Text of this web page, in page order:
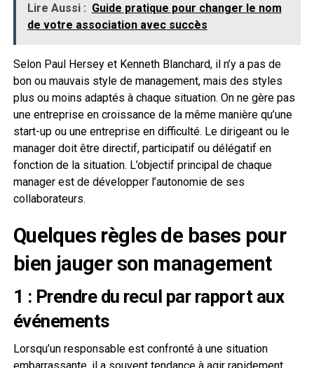
Lire Aussi : Guide pratique pour changer le nom
de votre association avec succès
Selon Paul Hersey et Kenneth Blanchard, il n’y a pas de
bon ou mauvais style de management, mais des styles
plus ou moins adaptés à chaque situation. On ne gère pas
une entreprise en croissance de la même manière qu’une
start-up ou une entreprise en difficulté. Le dirigeant ou le
manager doit être directif, participatif ou délégatif en
fonction de la situation. L’objectif principal de chaque
manager est de développer l’autonomie de ses
collaborateurs.
Quelques règles de bases pour
bien jauger son management
1 : Prendre du recul par rapport aux
événements
Lorsqu’un responsable est confronté à une situation
embarrassante, il a souvent tendance à agir rapidement